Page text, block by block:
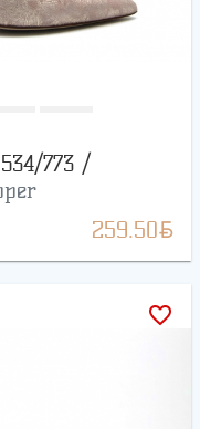
773 /
259.50BYN
favorite_border